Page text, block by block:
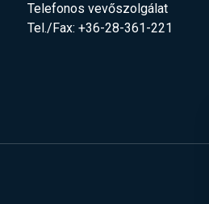
Telefonos vevőszolgálat
Tel./Fax: +36-28-361-221